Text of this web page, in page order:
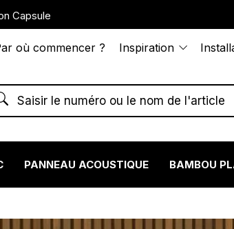
Capsule
où commencer ? Inspiration
PANNEAU ACOUSTIQUE BAMBOU